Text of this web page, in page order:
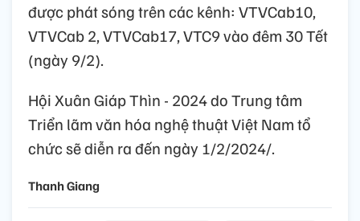
được phát sóng trên các kênh: VTVCab10,
VTVCab 2, VTVCab17, VTC9 vào đêm 30 Tết
(ngày 9/2).
Hội Xuân Giáp Thìn - 2024 do Trung tâm
Triển lãm văn hóa nghệ thuật Việt Nam tổ
chức sẽ diễn ra đến ngày 1/2/2024/.
Thanh Giang